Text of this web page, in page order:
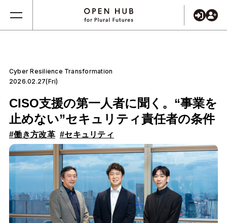
Cyber Resilience Transformation
2026.02.27(Fri)
CISO支援の第一人者に聞く。“事業を
止めない”セキュリティ責任者の条件
#働き方改革 #セキュリティ